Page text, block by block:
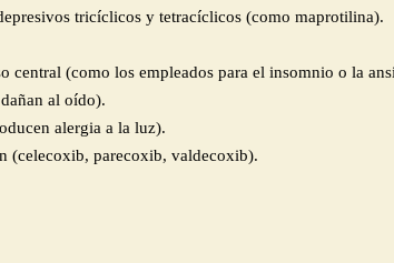
tricíclicos y tetracíclicos (como maprotilina).
central (como los empleados para el insomnio o la
al oído).
alergia a la luz).
(celecoxib, parecoxib, valdecoxib).